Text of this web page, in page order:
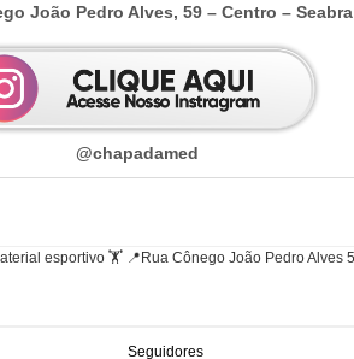
João Pedro Alves, 59 – Centro – Seabra
@chapadamed